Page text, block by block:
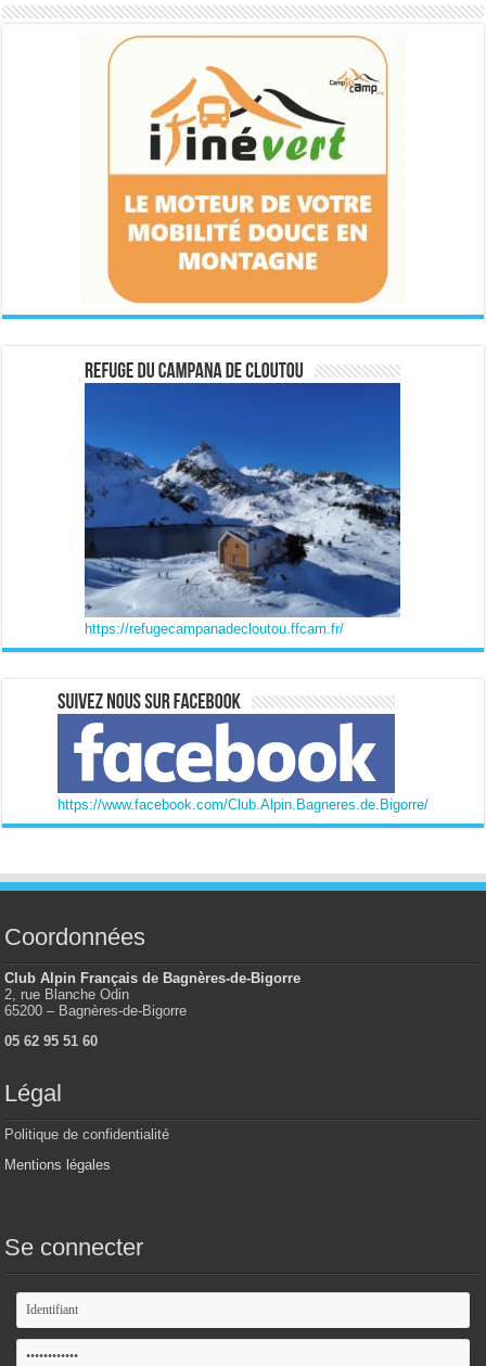
https://refugecampanadecloutou.ffcam.fr/
https://www.facebook.com/Club.Alpin.Bagneres.de.Bigorre/
Coordonnées
Club Alpin Français de Bagnères-de-Bigorre
2, rue Blanche Odin
65200 – Bagnères-de-Bigorre
05 62 95 51 60
Légal
Politique de confidentialité
Mentions légales
Se connecter